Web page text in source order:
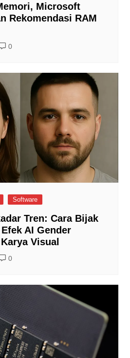
Microsoft
Rekomendasi RAM
0
Software
Tren: Cara Bijak
AI Gender
Visual
0